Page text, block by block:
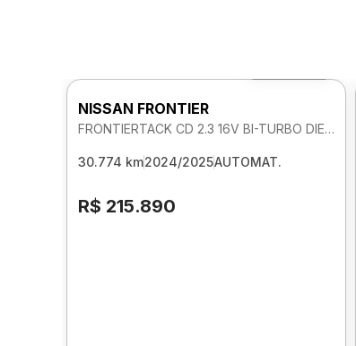
NISSAN FRONTIER
FRONTIERTACK CD 2.3 16V BI-TURBO DIE 4X4 AUTOMATICO
30.774 km2024/2025AUTOMAT.
R$ 215.890